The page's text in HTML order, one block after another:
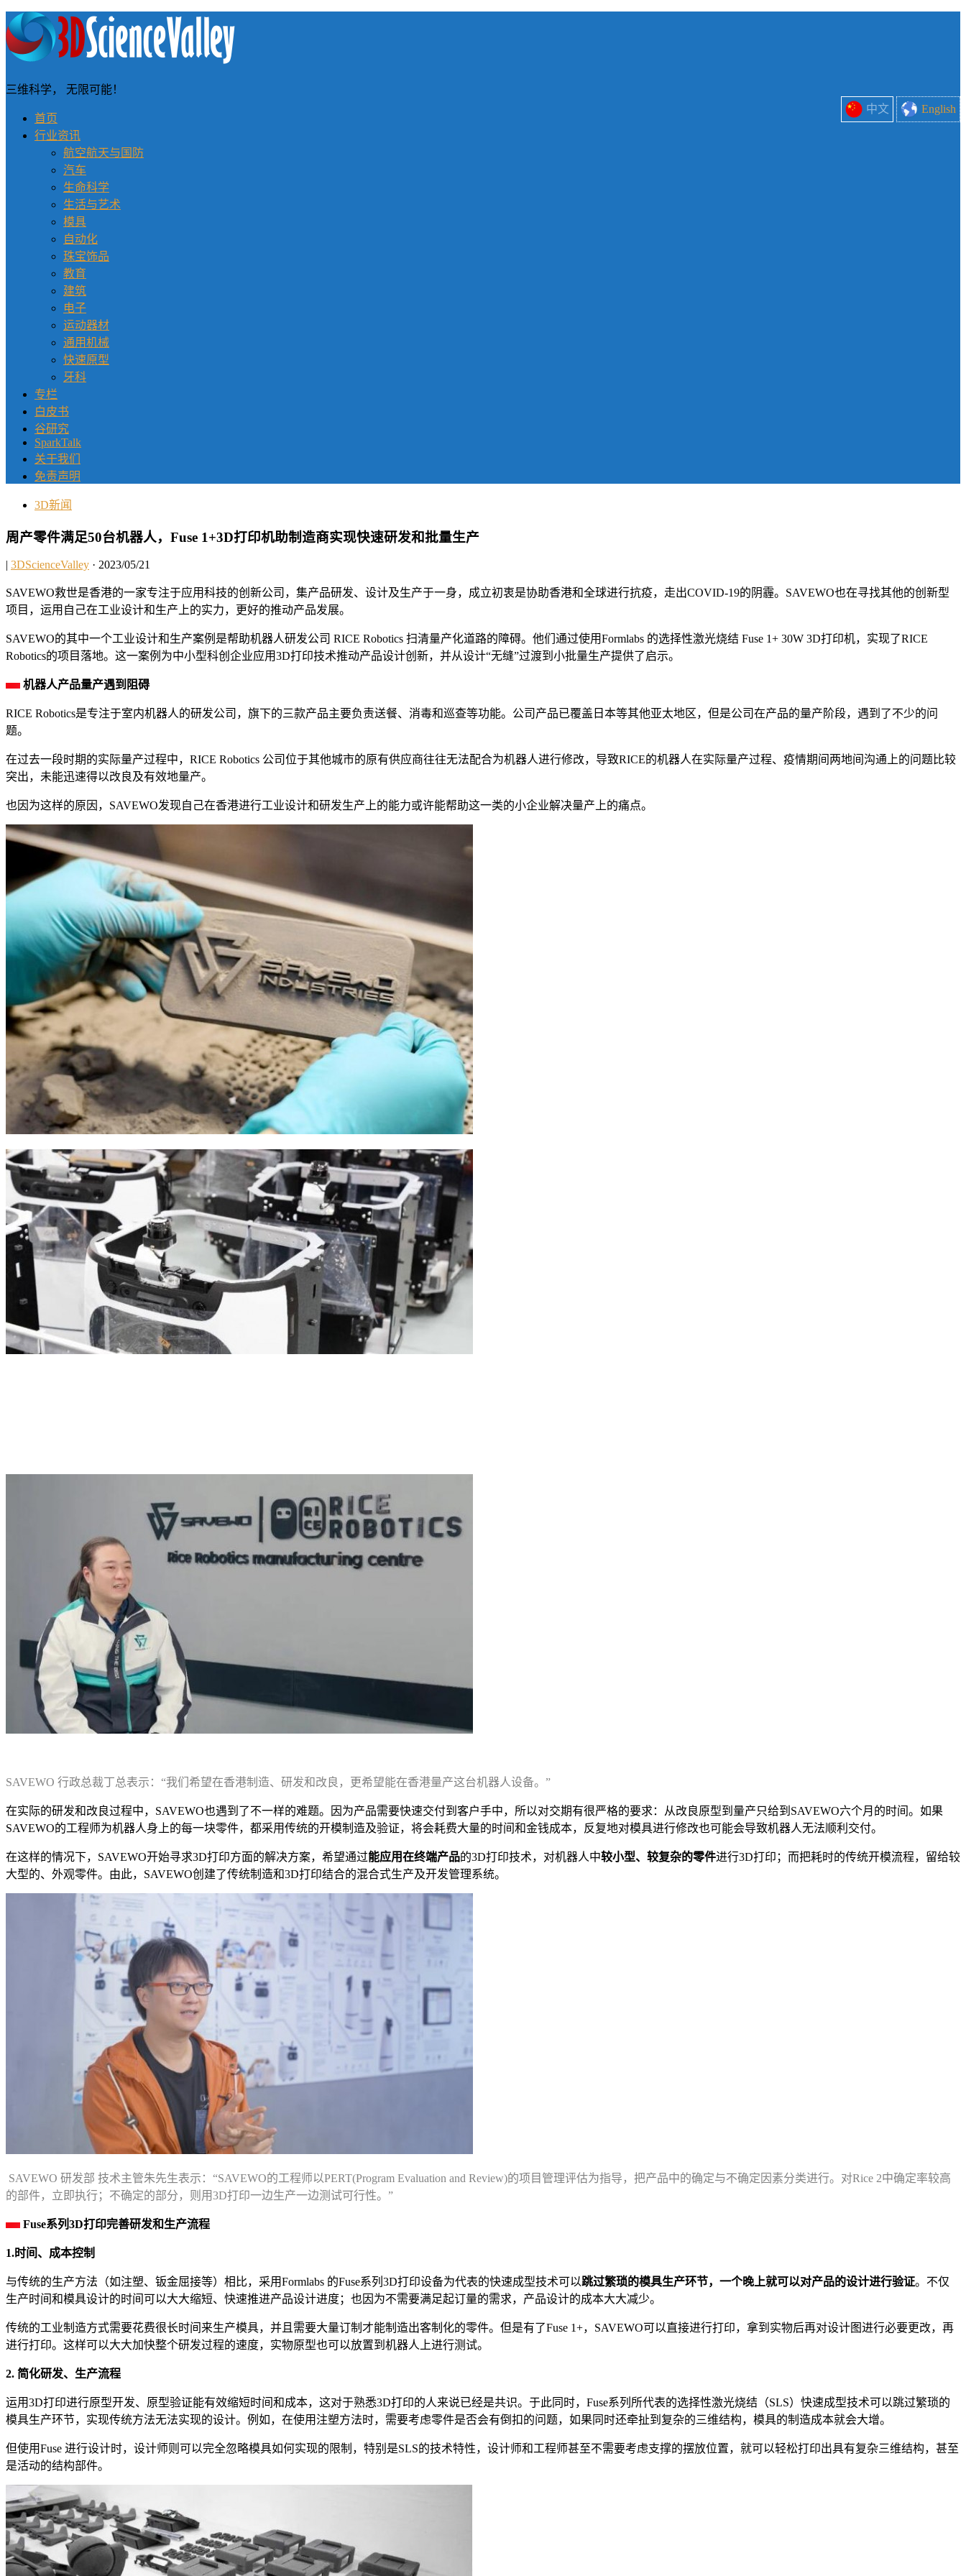
中文 English
三维科学， 无限可能！
首页
行业资讯
航空航天与国防
汽车
生命科学
生活与艺术
模具
自动化
珠宝饰品
教育
建筑
电子
运动器材
通用机械
快速原型
牙科
专栏
白皮书
谷研究
SparkTalk
关于我们
免责声明
3D新闻
周产零件满足50台机器人，Fuse 1+3D打印机助制造商实现快速研发和批量生产
| 3DScienceValley · 2023/05/21
SAVEWO救世是香港的一家专注于应用科技的创新公司，集产品研发、设计及生产于一身，成立初衷是协助香港和全球进行抗疫，走出COVID-19的阴霾。SAVEWO也在寻找其他的创新型
项目，运用自己在工业设计和生产上的实力，更好的推动产品发展。
SAVEWO的其中一个工业设计和生产案例是帮助机器人研发公司 RICE Robotics 扫清量产化道路的障碍。他们通过使用Formlabs 的选择性激光烧结 Fuse 1+ 30W 3D打印机，实现了RICE
Robotics的项目落地。这一案例为中小型科创企业应用3D打印技术推动产品设计创新，并从设计“无缝”过渡到小批量生产提供了启示。
机器人产品量产遇到阻碍
RICE Robotics是专注于室内机器人的研发公司，旗下的三款产品主要负责送餐、消毒和巡查等功能。公司产品已覆盖日本等其他亚太地区，但是公司在产品的量产阶段，遇到了不少的问
题。
在过去一段时期的实际量产过程中，RICE Robotics 公司位于其他城市的原有供应商往往无法配合为机器人进行修改，导致RICE的机器人在实际量产过程、疫情期间两地间沟通上的问题比较
突出，未能迅速得以改良及有效地量产。
也因为这样的原因，SAVEWO发现自己在香港进行工业设计和研发生产上的能力或许能帮助这一类的小企业解决量产上的痛点。
SAVEWO 行政总裁丁总表示：“我们希望在香港制造、研发和改良，更希望能在香港量产这台机器人设备。”
在实际的研发和改良过程中，SAVEWO也遇到了不一样的难题。因为产品需要快速交付到客户手中，所以对交期有很严格的要求：从改良原型到量产只给到SAVEWO六个月的时间。如果
SAVEWO的工程师为机器人身上的每一块零件，都采用传统的开模制造及验证，将会耗费大量的时间和金钱成本，反复地对模具进行修改也可能会导致机器人无法顺利交付。
在这样的情况下，SAVEWO开始寻求3D打印方面的解决方案，希望通过能应用在终端产品的3D打印技术，对机器人中较小型、较复杂的零件进行3D打印；而把耗时的传统开模流程，留给较
大型的、外观零件。由此，SAVEWO创建了传统制造和3D打印结合的混合式生产及开发管理系统。
SAVEWO 研发部 技术主管朱先生表示：“SAVEWO的工程师以PERT(Program Evaluation and Review)的项目管理评估为指导，把产品中的确定与不确定因素分类进行。对Rice 2中确定率较高
的部件，立即执行；不确定的部分，则用3D打印一边生产一边测试可行性。”
Fuse系列3D打印完善研发和生产流程
1.时间、成本控制
与传统的生产方法（如注塑、钣金屈接等）相比，采用Formlabs 的Fuse系列3D打印设备为代表的快速成型技术可以跳过繁琐的模具生产环节，一个晚上就可以对产品的设计进行验证。不仅
生产时间和模具设计的时间可以大大缩短、快速推进产品设计进度；也因为不需要满足起订量的需求，产品设计的成本大大减少。
传统的工业制造方式需要花费很长时间来生产模具，并且需要大量订制才能制造出客制化的零件。但是有了Fuse 1+，SAVEWO可以直接进行打印，拿到实物后再对设计图进行必要更改，再
进行打印。这样可以大大加快整个研发过程的速度，实物原型也可以放置到机器人上进行测试。
2. 简化研发、生产流程
运用3D打印进行原型开发、原型验证能有效缩短时间和成本，这对于熟悉3D打印的人来说已经是共识。于此同时，Fuse系列所代表的选择性激光烧结（SLS）快速成型技术可以跳过繁琐的
模具生产环节，实现传统方法无法实现的设计。例如，在使用注塑方法时，需要考虑零件是否会有倒扣的问题，如果同时还牵扯到复杂的三维结构，模具的制造成本就会大增。
但使用Fuse 进行设计时，设计师则可以完全忽略模具如何实现的限制，特别是SLS的技术特性，设计师和工程师甚至不需要考虑支撑的摆放位置，就可以轻松打印出具有复杂三维结构，甚至
是活动的结构部件。